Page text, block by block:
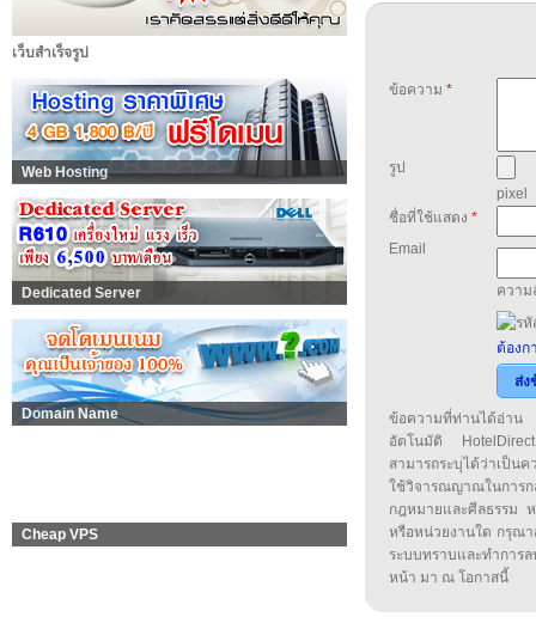
เว็บสำเร็จรูป
Web Hosting
Dedicated Server
Domain Name
Cheap VPS
ข้อความ *
รูป
pixel
ชื่อที่ใช้แสดง *
Email
ความ
ต้องก
ส่ง
ข้อความที่ท่านได้อ่าน
อัตโนมัติ
สามารถระบุได้ว่าเป็น
ใช้วิจารณญาณในกา
กฎหมายและศีลธรรม
หรือหน่วยงานใด กรุณา
ระบบทราบและทำกา
หน้า มา ณ โอกาสนี้